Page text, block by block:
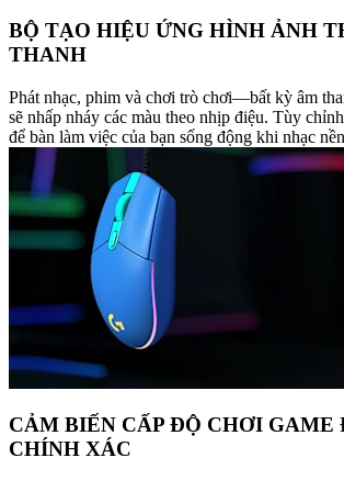
BỘ TẠO HIỆU ỨNG HÌNH ẢNH
THANH
Phát nhạc, phim và chơi trò chơi—bất kỳ âm
sẽ nhấp nháy các màu theo nhịp điệu. Tùy
để bàn làm việc của bạn sống động khi nhạc
CẢM BIẾN CẤP ĐỘ CHƠI GAME
CHÍNH XÁC